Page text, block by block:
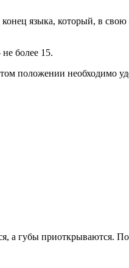
языка, который, в свою
более 15.
положении необходимо
а губы приоткрываются.